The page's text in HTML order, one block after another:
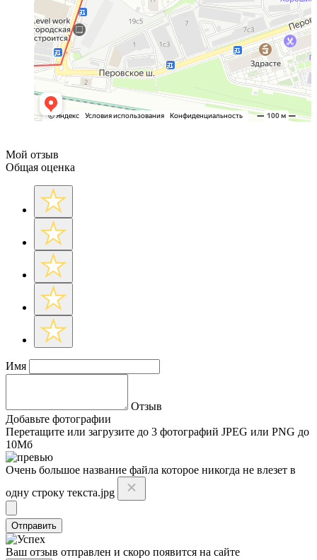
Мой отзыв
Общая оценка
Имя
Отзыв
Добавьте фотографии
Перетащите или загрузите до 3 фотографий JPEG или PNG до
10Мб
Очень большое название файла которое никогда не влезет в
одну строку текста.jpg
Отправить
Ваш отзыв отправлен и скоро появится на сайте